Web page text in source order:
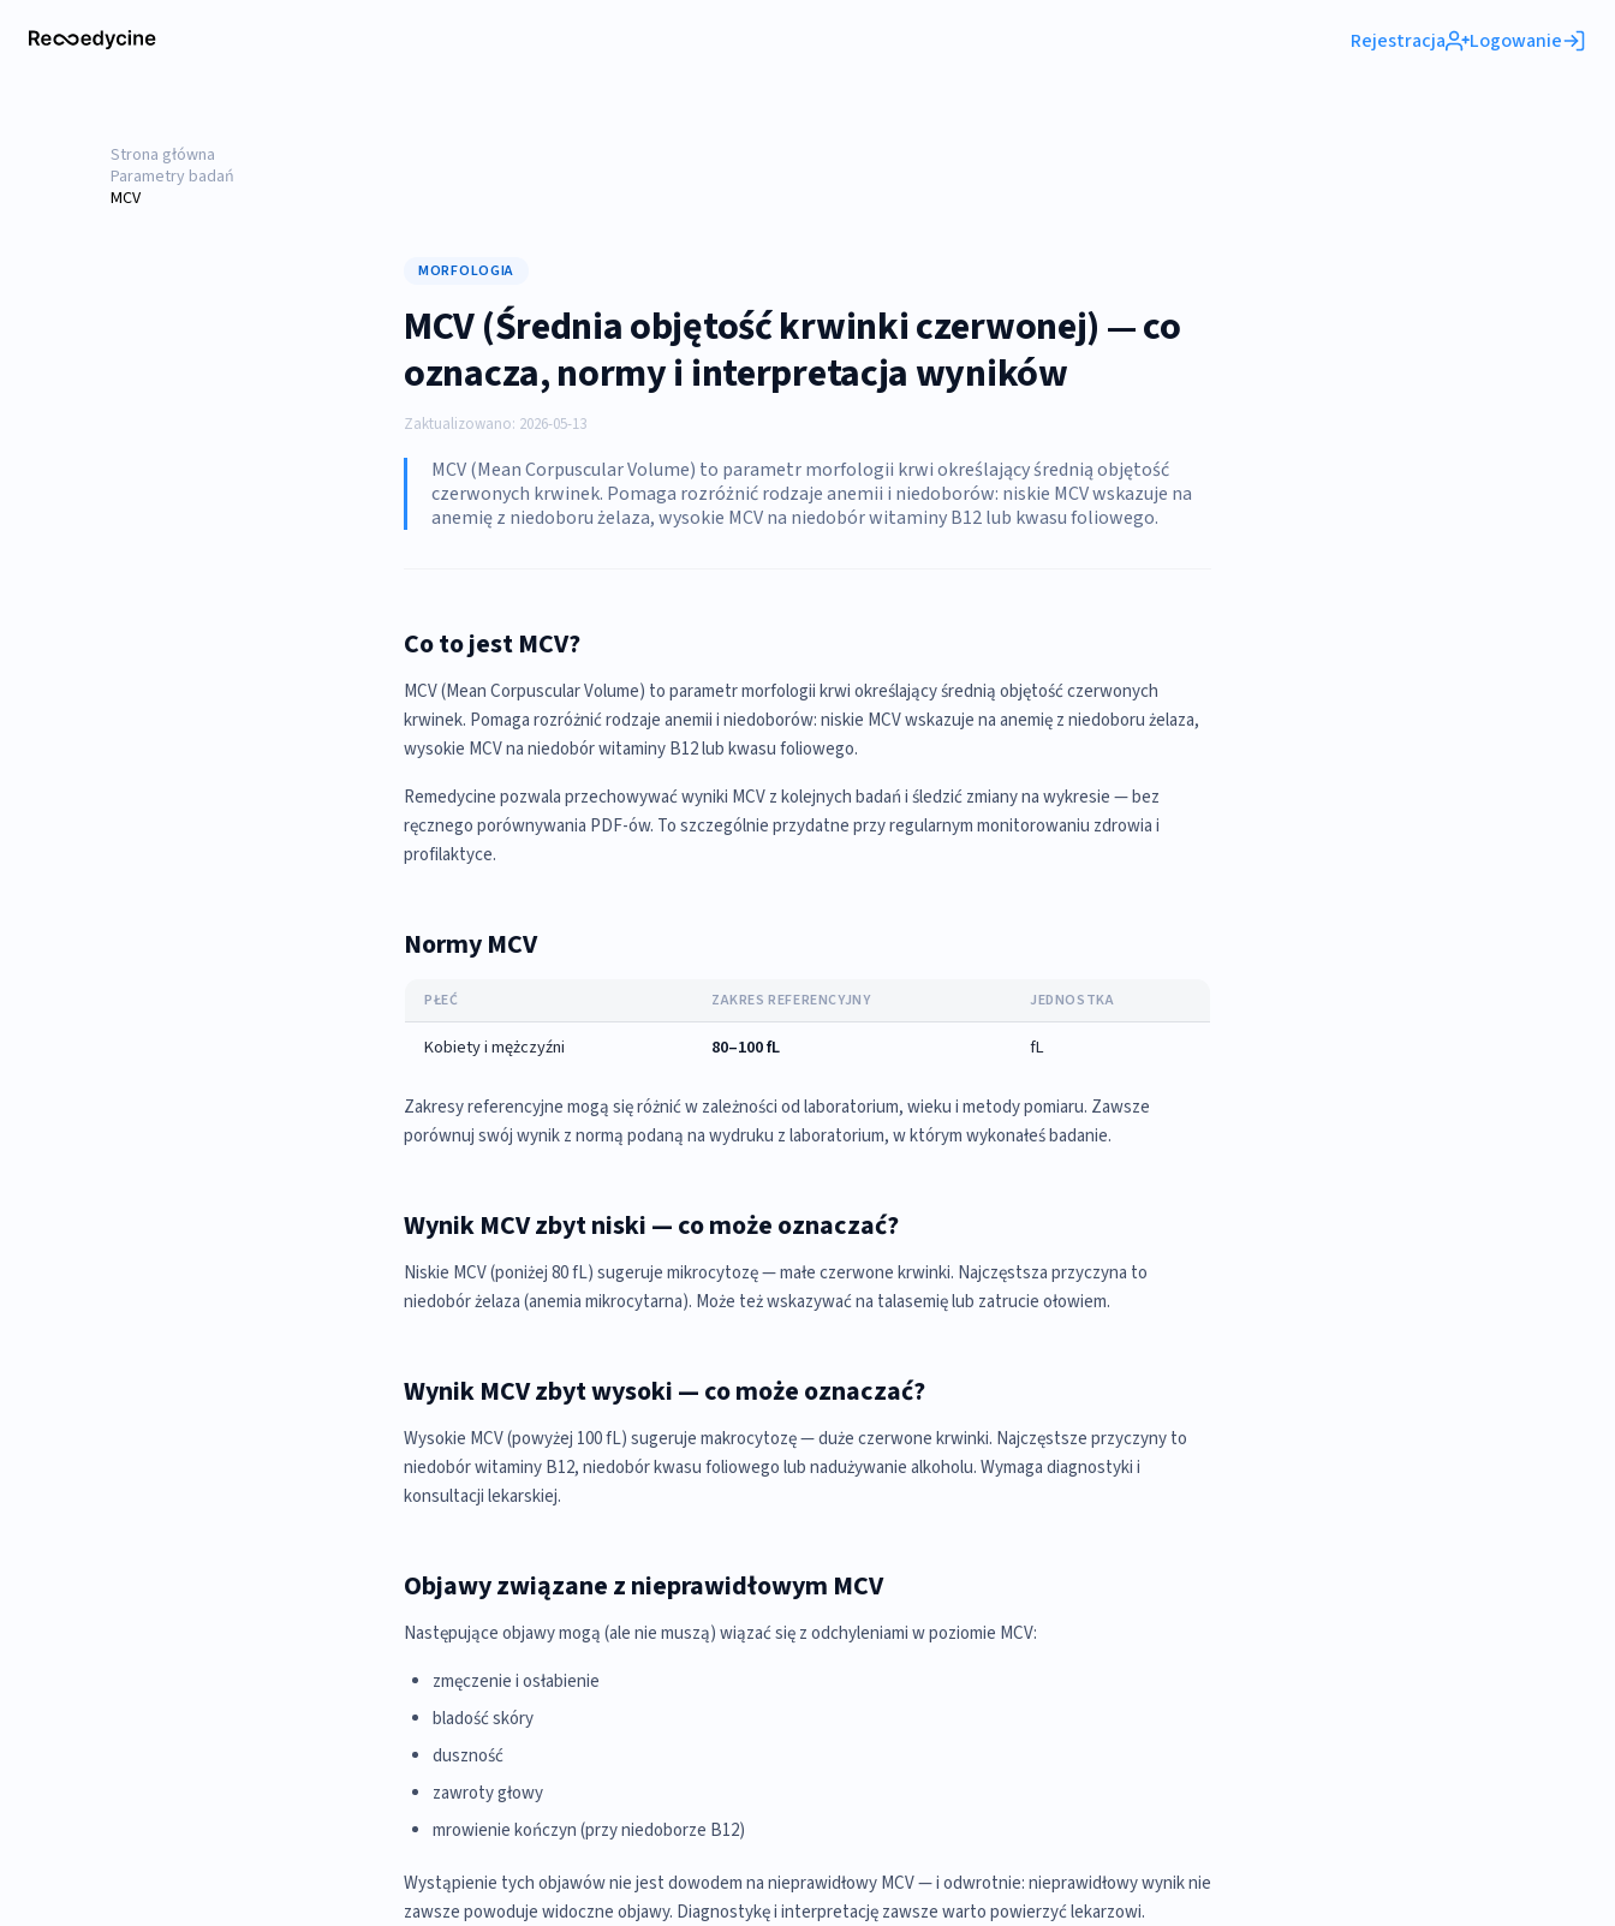
Rejestracja Logowanie
Strona główna
Parametry badań
MCV
MORFOLOGIA
MCV (Średnia objętość krwinki czerwonej) — co
oznacza, normy i interpretacja wyników
Zaktualizowano: 2026-05-13
MCV (Mean Corpuscular Volume) to parametr morfologii krwi określający średnią objętość
czerwonych krwinek. Pomaga rozróżnić rodzaje anemii i niedoborów: niskie MCV wskazuje na
anemię z niedoboru żelaza, wysokie MCV na niedobór witaminy B12 lub kwasu foliowego.
Co to jest MCV?
MCV (Mean Corpuscular Volume) to parametr morfologii krwi określający średnią objętość czerwonych
krwinek. Pomaga rozróżnić rodzaje anemii i niedoborów: niskie MCV wskazuje na anemię z niedoboru żelaza,
wysokie MCV na niedobór witaminy B12 lub kwasu foliowego.
Remedycine pozwala przechowywać wyniki MCV z kolejnych badań i śledzić zmiany na wykresie — bez
ręcznego porównywania PDF-ów. To szczególnie przydatne przy regularnym monitorowaniu zdrowia i
profilaktyce.
Normy MCV
PŁEĆ ZAKRES REFERENCYJNY JEDNOSTKA
Kobiety i mężczyźni 80–100 fL fL
Zakresy referencyjne mogą się różnić w zależności od laboratorium, wieku i metody pomiaru. Zawsze
porównuj swój wynik z normą podaną na wydruku z laboratorium, w którym wykonałeś badanie.
Wynik MCV zbyt niski — co może oznaczać?
Niskie MCV (poniżej 80 fL) sugeruje mikrocytozę — małe czerwone krwinki. Najczęstsza przyczyna to
niedobór żelaza (anemia mikrocytarna). Może też wskazywać na talasemię lub zatrucie ołowiem.
Wynik MCV zbyt wysoki — co może oznaczać?
Wysokie MCV (powyżej 100 fL) sugeruje makrocytozę — duże czerwone krwinki. Najczęstsze przyczyny to
niedobór witaminy B12, niedobór kwasu foliowego lub nadużywanie alkoholu. Wymaga diagnostyki i
konsultacji lekarskiej.
Objawy związane z nieprawidłowym MCV
Następujące objawy mogą (ale nie muszą) wiązać się z odchyleniami w poziomie MCV:
zmęczenie i osłabienie
bladość skóry
duszność
zawroty głowy
mrowienie kończyn (przy niedoborze B12)
Wystąpienie tych objawów nie jest dowodem na nieprawidłowy MCV — i odwrotnie: nieprawidłowy wynik nie
zawsze powoduje widoczne objawy. Diagnostykę i interpretację zawsze warto powierzyć lekarzowi.